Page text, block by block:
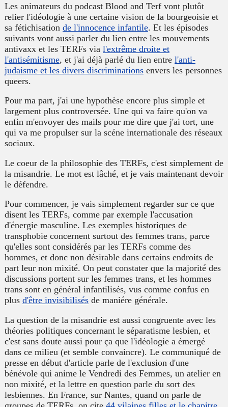
Les animateurs du podcast Blood and Terf vont plutôt
relier l'idéologie à une certaine vision de la bourgeoisie et
sa fétichisation de l'innocence infantile. Et les épisodes
suivants vont aussi parler du lien entre les mouvements
antivaxx et les TERFs via l'extrême droite et
l'antisémitisme, et j'ai déjà parlé du lien entre l'anti-
judaisme et les divers discriminations envers les personnes
queers.
Pour ma part, j'ai une hypothèse encore plus simple et
largement plus controversée. Une qui va faire qu'on va
enfin m'envoyer des mails pour me dire que j'ai tort, une
qui va me propulser sur la scéne internationale des réseaux
sociaux.
Le coeur de la philosophie des TERFs, c'est simplement de
la misandrie. Le mot est lâché, et je vais maintenant devoir
le défendre.
Pour commencer, je vais simplement regarder sur ce que
disent les TERFs, comme par exemple l'accusation
d'énergie masculine. Les exemples historiques de
transphobie concernent surtout des femmes trans, parce
qu'elles sont considérés par les TERFs comme des
hommes, et donc non désirable dans certains endroits de
part leur non mixité. On peut constater que la majorité des
discussions portent sur les femmes trans, et les hommes
trans sont en général infantilisés, vus comme confus en
plus d'être invisibilisés de maniére générale.
La question de la misandrie est aussi congruente avec les
théories politiques concernant le séparatisme lesbien, et
c'est sans doute aussi pour ça que l'idéologie a émergé
dans ce milieu (et semble convaincre). Le communiqué de
presse en début d'article parle de l'exclusion d'une
bénévole qui anime le Vendredi des Femmes, un atelier en
non mixité, et la lettre en question parle du sort des
lesbiennes. En France, sur Nantes, quand on parle de